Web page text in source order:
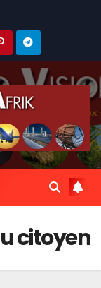
citoyen